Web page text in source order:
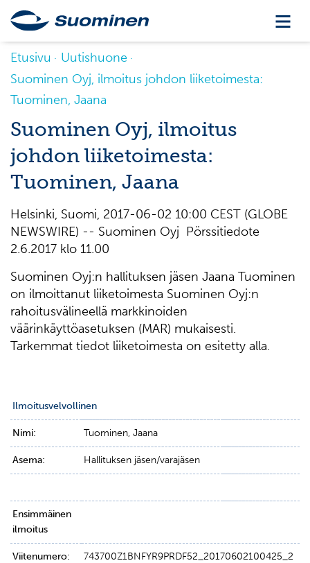
Etusivu
Uutishuone
Suominen Oyj, ilmoitus johdon liiketoimesta:
Tuominen, Jaana
Suominen Oyj, ilmoitus
johdon liiketoimesta:
Tuominen, Jaana
Helsinki, Suomi, 2017-06-02 10:00 CEST (GLOBE
NEWSWIRE) -- Suominen Oyj Pörssitiedote
2.6.2017 klo 11.00
Suominen Oyj:n hallituksen jäsen Jaana Tuominen
on ilmoittanut liiketoimesta Suominen Oyj:n
rahoitusvälineellä markkinoiden
väärinkäyttöasetuksen (MAR) mukaisesti.
Tarkemmat tiedot liiketoimesta on esitetty alla.
Ilmoitusvelvollinen
Nimi: Tuominen, Jaana
Asema: Hallituksen jäsen/varajäsen
Ensimmäinen
ilmoitus
Viitenumero: 743700Z1BNFYR9PRDF52_20170602100425_2